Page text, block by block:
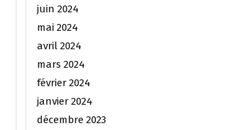
juin 2024
mai 2024
avril 2024
mars 2024
février 2024
janvier 2024
décembre 2023